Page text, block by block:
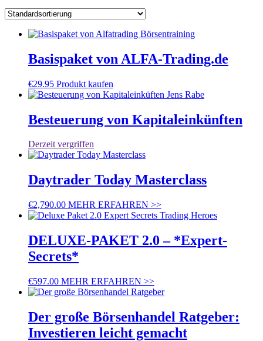
Basispaket von ALFA-Trading.de
€29.95 Produkt kaufen
Besteuerung von Kapitaleinkünften
Derzeit vergriffen
Daytrader Today Masterclass
€2,790.00 MEHR ERFAHREN >>
DELUXE-PAKET 2.0 – *Expert-
Secrets*
€597.00 MEHR ERFAHREN >>
Der große Börsenhandel Ratgeber:
Investieren leicht gemacht